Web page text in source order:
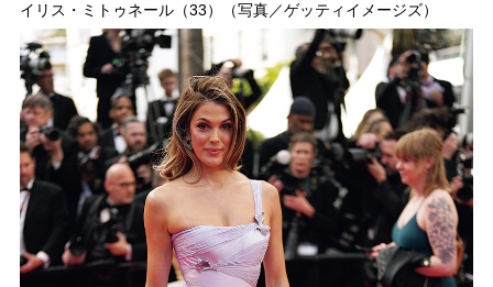
イリス・ミトゥネール（33）（写真／ゲッティイメージズ）